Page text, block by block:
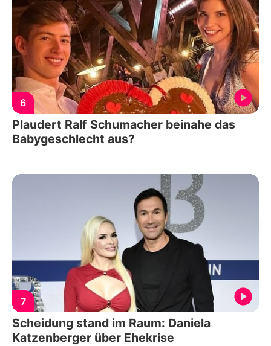
6
Plaudert Ralf Schumacher beinahe das
Babygeschlecht aus?
7
Scheidung stand im Raum: Daniela
Katzenberger über Ehekrise